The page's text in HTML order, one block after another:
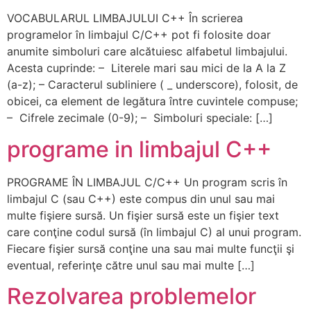
VOCABULARUL LIMBAJULUI C++ În scrierea
programelor în limbajul C/C++ pot fi folosite doar
anumite simboluri care alcătuiesc alfabetul limbajului.
Acesta cuprinde: – Literele mari sau mici de la A la Z
(a-z); – Caracterul subliniere ( _ underscore), folosit, de
obicei, ca element de legătura între cuvintele compuse;
– Cifrele zecimale (0-9); – Simboluri speciale: […]
programe in limbajul C++
PROGRAME ÎN LIMBAJUL C/C++ Un program scris în
limbajul C (sau C++) este compus din unul sau mai
multe fişiere sursă. Un fişier sursă este un fişier text
care conţine codul sursă (în limbajul C) al unui program.
Fiecare fişier sursă conţine una sau mai multe funcţii şi
eventual, referinţe către unul sau mai multe […]
Rezolvarea problemelor